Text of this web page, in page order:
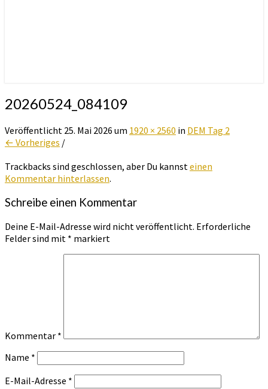
20260524_084109
Veröffentlicht 25. Mai 2026 um 1920 × 2560 in DEM Tag 2
← Vorheriges /
Trackbacks sind geschlossen, aber Du kannsteinen
Kommentar hinterlassen.
Schreibe einen Kommentar
Deine E-Mail-Adresse wird nicht veröffentlicht. Erforderliche
Felder sind mit * markiert
Kommentar *
Name *
E-Mail-Adresse *